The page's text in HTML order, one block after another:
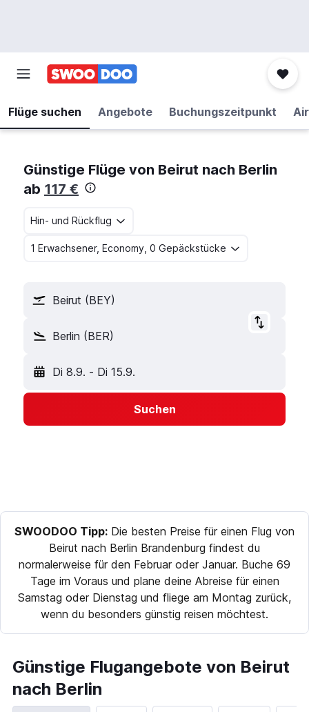
Flüge suchen Angebote Buchungszeitpunkt
Günstige Flüge von Beirut nach Berlin
ab 117 €
Hin- und Rückflug
1 Erwachsener, Economy, 0 Gepäckstücke
Beirut (BEY)
Berlin (BER)
Di 8.9. - Di 15.9.
Suchen
SWOODOO Tipp: Die besten Preise für einen Flug von
Beirut nach Berlin Brandenburg findest du
normalerweise für den Februar oder Januar. Buche 69
Tage im Voraus und plane deine Abreise für einen
Samstag oder Dienstag und fliege am Montag zurück,
wenn du besonders günstig reisen möchtest.
Günstige Flugangebote von Beirut
nach Berlin